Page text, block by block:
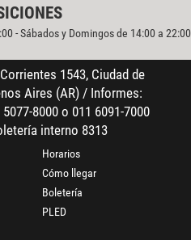
- Sábados y Domingos de 14:00 a 22:00
1543, Ciudad de
Aires (AR) / Informes:
5077-8000 o 011 6091-7000
interno 8313
Horarios
Cómo llegar
Boletería
PLED